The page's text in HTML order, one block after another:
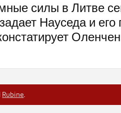
силы в Литве
Науседа и его
Rubine